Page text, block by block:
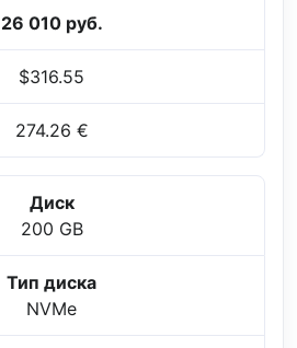
26 010 руб.
$316.55
274.26 €
Диск
200 GB
Тип диска
NVMe